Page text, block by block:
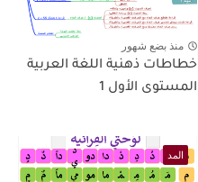
منذ بضع شهور
خطاطات ذهنية اللغة العربية
المستوى الأول 1
المد